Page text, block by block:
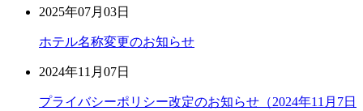
2025年07月03日
ホテル名称変更のお知らせ
2024年11月07日
プライバシーポリシー改定のお知らせ（2024年11月7日